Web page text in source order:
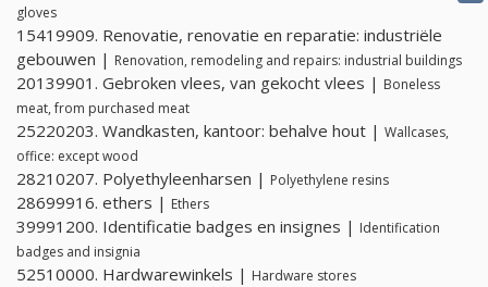
gloves
15419909. Renovatie, renovatie en reparatie: industriële
gebouwen | Renovation, remodeling and repairs: industrial buildings
20139901. Gebroken vlees, van gekocht vlees | Boneless
meat, from purchased meat
25220203. Wandkasten, kantoor: behalve hout | Wallcases,
office: except wood
28210207. Polyethyleenharsen | Polyethylene resins
28699916. ethers | Ethers
39991200. Identificatie badges en insignes | Identification
badges and insignia
52510000. Hardwarewinkels | Hardware stores